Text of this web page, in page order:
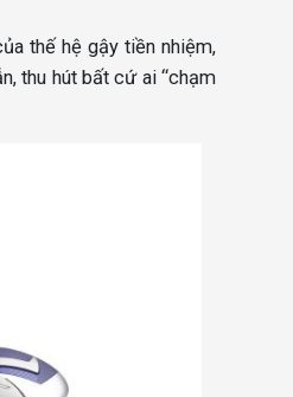
thế hệ gậy tiền nhiệm,
thu hút bất cứ ai “chạm